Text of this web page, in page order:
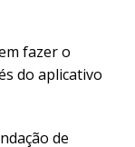
fazer o
do aplicativo
de